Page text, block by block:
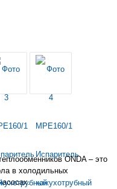
ONDA – это
в холодильных